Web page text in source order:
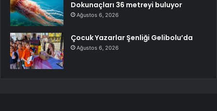
Dokunaçları 36 metreyi buluyor
Ağustos 6, 2026
Çocuk Yazarlar Şenliği Gelibolu’da
Ağustos 6, 2026